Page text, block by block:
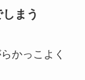
まう
かっこよく